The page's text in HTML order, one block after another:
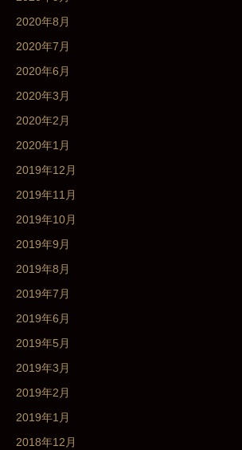
2020年8月
2020年7月
2020年6月
2020年3月
2020年2月
2020年1月
2019年12月
2019年11月
2019年10月
2019年9月
2019年8月
2019年7月
2019年6月
2019年5月
2019年3月
2019年2月
2019年1月
2018年12月